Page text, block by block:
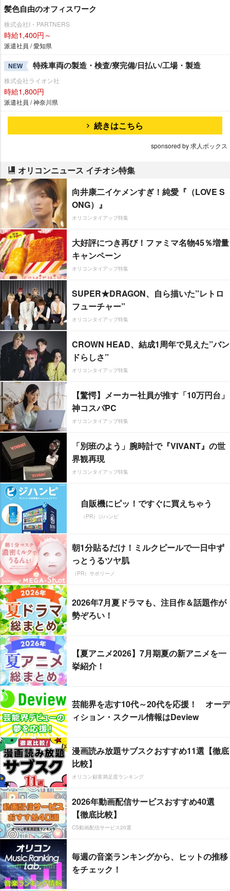
髪色自由のオフィスワーク
株式会社I・PARTNERS
時給1,400円～
派遣社員 / 愛知県
NEW 特殊車両の製造・検査/寮完備/日払い/工場・製造
株式会社ライオン社
時給1,800円
派遣社員 / 神奈川県
続きはこちら
sponsored by 求人ボックス
オリコンニュース イチオシ特集
向井康二イケメンすぎ！純愛『（LOVE S
ONG）』
オリコンタイアップ特集
大好評につき再び！ファミマ名物45％増量
キャンペーン
オリコンタイアップ特集
SUPER★DRAGON、自ら描いた”レトロ
フューチャー”
オリコンタイアップ特集
CROWN HEAD、結成1周年で見えた”バン
ドらしさ”
オリコンタイアップ特集
【驚愕】メーカー社員が推す「10万円台」
神コスパPC
オリコンタイアップ特集
「別班のよう」腕時計で『VIVANT』の世
界観再現
オリコンタイアップ特集
自販機にピッ！ですぐに買えちゃう
（PR）ジハンピ
朝1分貼るだけ！ミルクピールで一日中ず
っとうるツヤ肌
（PR）サボリーノ
2026年7月夏ドラマも、注目作＆話題作が
勢ぞろい！
【夏アニメ2026】7月期夏の新アニメを一
挙紹介！
芸能界を志す10代～20代を応援！ オーデ
ィション・スクール情報はDeview
漫画読み放題サブスクおすすめ11選【徹底
比較】
オリコン顧客満足度ランキング
2026年動画配信サービスおすすめ40選
【徹底比較】
CS動画配信サービス20選
毎週の音楽ランキングから、ヒットの推移
をチェック！